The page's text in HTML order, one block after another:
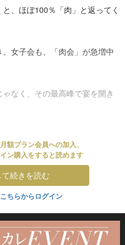
、ほぼ100％「肉」と返ってく
女子会も、「肉会」が急増中
なく、その最高峰で宴を開き
額プラン会員への加入、
ン購入をすると読めます
続きを読む
こちらからログイン